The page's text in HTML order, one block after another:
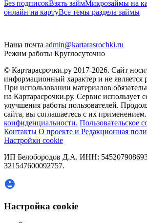
Без подписокВзять займМикрозаймы на
онлайн на картуВсе темы раздела займы
Наша почта admin@kartarasrochki.ru
Режим работы Круглосуточно
© Картарасрочки.ру 2017-2026. Сайт
информационный характер и не является
При использовании материалов
на Картарасрочки.ру. Сервис использует
улучшения работы пользователей.
сайта, вы соглашаетесь с их применением.
конфиденциальности. Пользовательское
Контакты О проекте и Редакционная
Настройки cookie
ИП Белобородов Д.А. ИНН:
321547600092757.
Настройка cookie